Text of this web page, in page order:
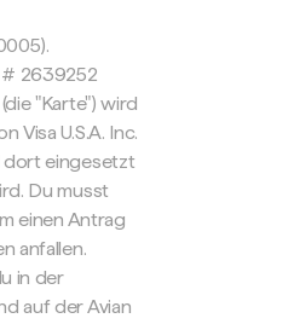
# 2639252
"Karte") wird
Visa U.S.A. Inc.
dort eingesetzt
Du musst
einen Antrag
anfallen.
in der
auf der Avian